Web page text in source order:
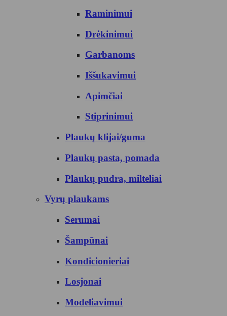
Raminimui
Drėkinimui
Garbanoms
Iššukavimui
Apimčiai
Stiprinimui
Plaukų klijai/guma
Plaukų pasta, pomada
Plaukų pudra, milteliai
Vyrų plaukams
Serumai
Šampūnai
Kondicionieriai
Losjonai
Modeliavimui